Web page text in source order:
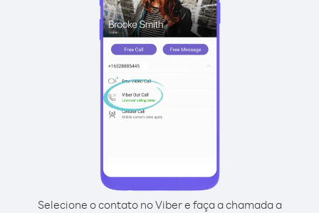
Selecione o contato no Viber e faça a chamada a